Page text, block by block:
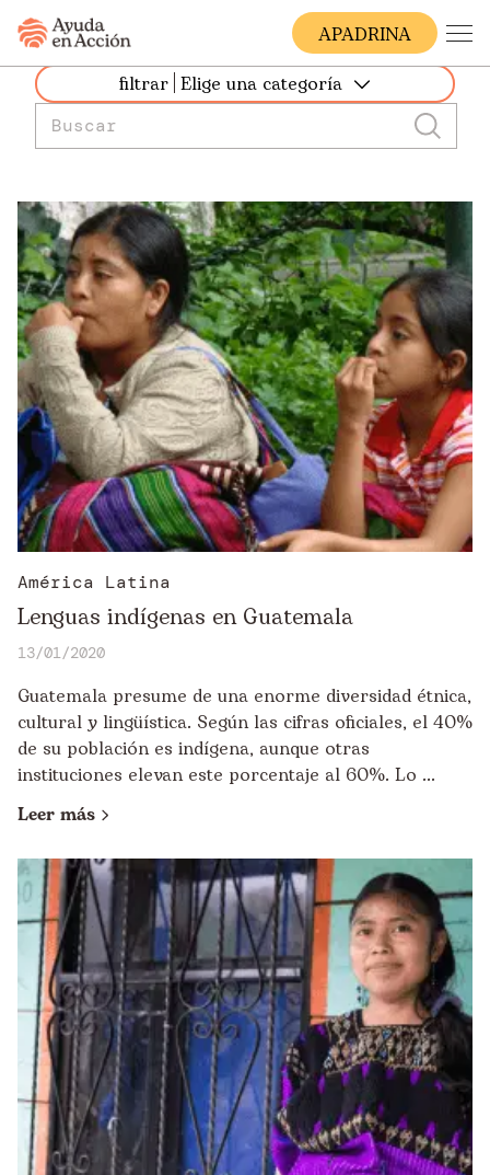
APADRINA
filtrar Elige una categoría
Todos
América Latina
Asia
Bolivia
Colombia
Costa Rica
Ecuador
El Salvador
España
Etiopía
Europa
Guatemala
Honduras
India
Kenia
Malawi
Mali
México
Mozambique
Nepal
Nicaragua
Níger
Paraguay
Perú
Portugal
América Latina
Lenguas indígenas en Guatemala
13/01/2020
Guatemala presume de una enorme diversidad étnica,
cultural y lingüística. Según las cifras oficiales, el 40%
de su población es indígena, aunque otras
instituciones elevan este porcentaje al 60%. Lo ...
Leer más